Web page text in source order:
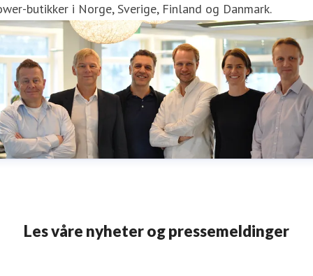
butikker i Norge, Sverige, Finland og Danmark.
Les våre nyheter og pressemeldinger